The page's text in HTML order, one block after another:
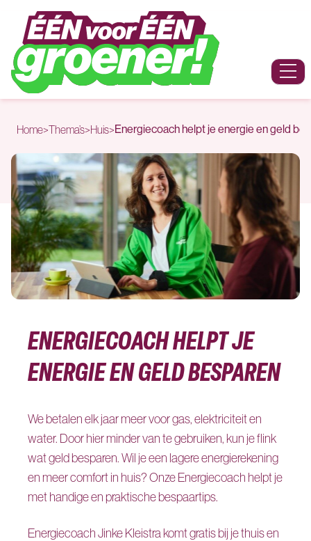
Naar hoofdinhoud
Menu
Home>Thema’s>Huis>Energiecoach helpt je energie en geld
ENERGIECOACH HELPT JE
ENERGIE EN GELD BESPAREN
We betalen elk jaar meer voor gas, elektriciteit en
water. Door hier minder van te gebruiken, kun je flink
wat geld besparen. Wil je een lagere energierekening
en meer comfort in huis? Onze Energiecoach helpt je
met handige en praktische bespaartips.
Energiecoach Jinke Kleistra komt gratis bij je thuis en